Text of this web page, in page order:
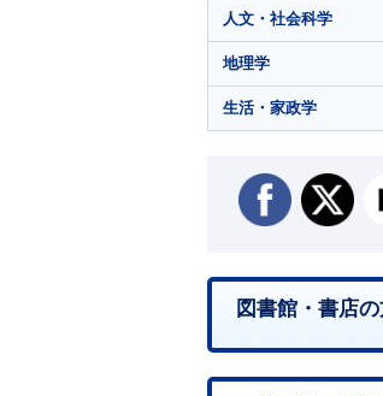
人文・社会科学
地理学
生活・家政学
図書館・書店